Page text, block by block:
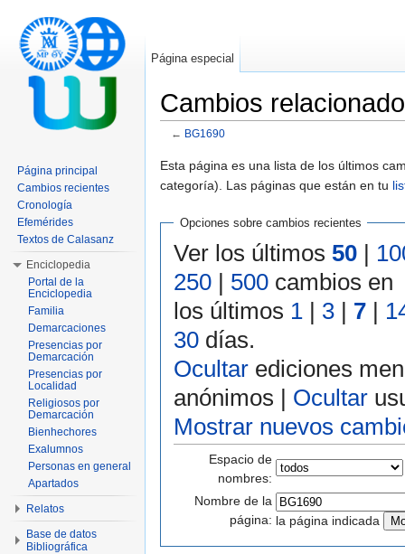
Cambios
← BG1690
Esta página es una lista de los últimos
categoría). Las páginas que están en tu
Opciones sobre cambios recientes
Ver los últimos 50 |
250 | 500 cambios en
los últimos 1 | 3 | 7 |
30 días.
Ocultar ediciones
anónimos | Ocultar
Mostrar nuevos
Espacio de
nombres:
Nombre de la
página: la página indicada
Página especial
Página principal
Cambios recientes
Cronología
Efemérides
Textos de Calasanz
Enciclopedia
Portal de la
Enciclopedia
Familia
Demarcaciones
Presencias por
Demarcación
Presencias por
Localidad
Religiosos por
Demarcación
Bienhechores
Exalumnos
Personas en general
Apartados
Relatos
Base de datos
Bibliográfica